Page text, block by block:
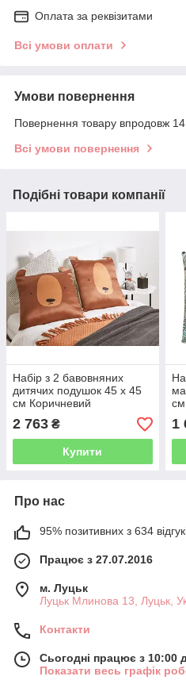
Оплата за реквізитами
Всі умови оплати
Умови повернення
Повернення товару впродовж 14
Всі умови повернення
Подібні товари компанії
Набір з 2 бавовняних
дитячих подушок 45 х 45
см Коричневий
TEDDYBEAR
2 763 ₴
Купити
см
1
Про нас
95% позитивних з 634
Працює з 27.07.2016
м. Луцьк
Луцьк Млинова 13, Луцьк,
Контакти
Сьогодні працює з 10:00
Показати весь графік